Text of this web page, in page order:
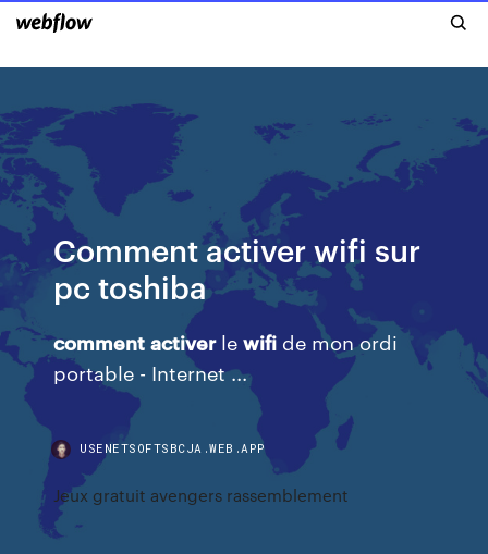
Comment activer wifi sur
pc toshiba
comment activerlewifi de mon ordi
portable - Internet ...
USENETSOFTSBCJA.WEB.APP
Jeux gratuit avengers rassemblement